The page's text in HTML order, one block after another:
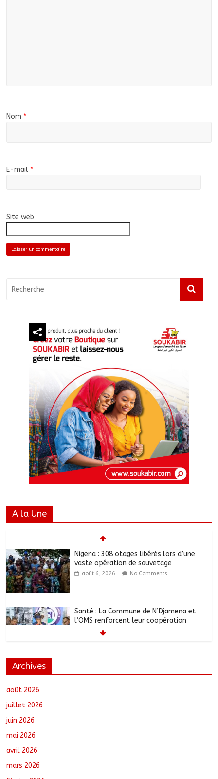
Nom *
E-mail *
Site web
A la Une
Nigeria : 308 otages libérés lors d’une
vaste opération de sauvetage
août 6, 2026 No Comments
Santé : La Commune de N’Djamena et
l’OMS renforcent leur coopération
août 6, 2026
de Ferrick Kodjoguila se mobilisent pour
Archives
août 2026
juillet 2026
juin 2026
mai 2026
avril 2026
mars 2026